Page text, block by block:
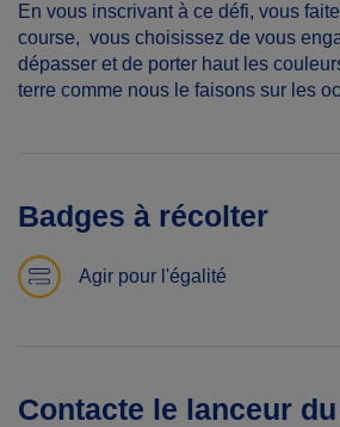
En vous inscrivant à ce défi, vous
course, vous choisissez de vous
dépasser et de porter haut les
terre comme nous le faisons sur les
Badges à récolter
Agir pour l'égalité
Contacte le lanceur